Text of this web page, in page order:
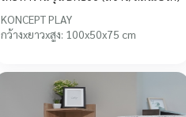
KONCEPT PLAY
กว้างxยาวxสูง: 100x50x75 cm